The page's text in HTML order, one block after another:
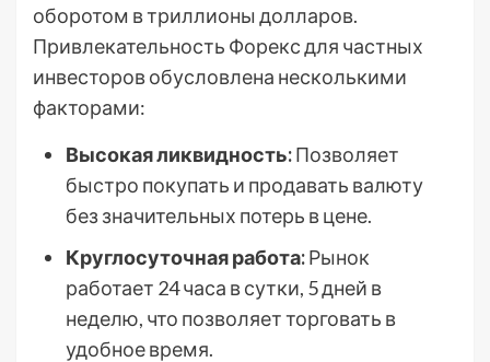
оборотом в триллионы долларов.
Привлекательность Форекс для частных
инвесторов обусловлена несколькими
факторами:
Высокая ликвидность:Позволяет
быстро покупать и продавать валюту
без значительных потерь в цене.
Круглосуточная работа:Рынок
работает 24 часа в сутки, 5 дней в
неделю, что позволяет торговать в
удобное время.